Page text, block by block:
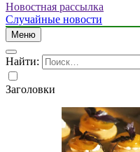
Новостная рассылка
Случайные новости
Меню
Найти:
Заголовки